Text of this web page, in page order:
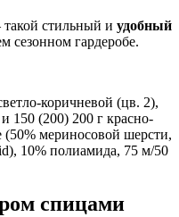
такой стильный и удобный
сезонном гардеробе.
коричневой (цв. 2),
150 (200) 200 г красно-
мериносовой шерсти,
10% полиамида, 75 м/50
спицами